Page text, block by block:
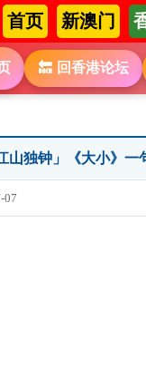
首页 新澳门
🔙 回香港论坛
山独钟」《大小》一
07